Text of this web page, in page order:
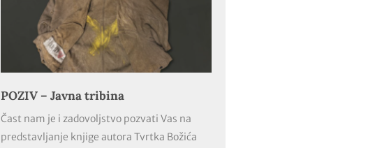
POZIV – Javna tribina
Čast nam je i zadovoljstvo pozvati Vas na
predstavljanje knjige autora Tvrtka Božića